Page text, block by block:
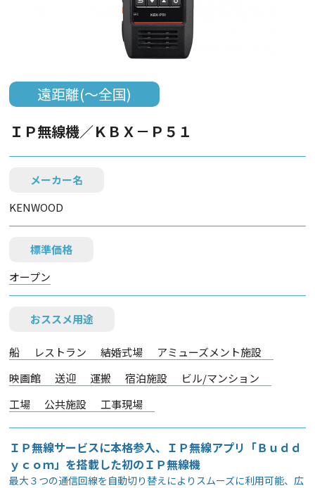
遠距離(～全国)
ＩＰ無線機／ＫＢＸ－Ｐ５１
メーカー名
KENWOOD
標準価格
オープン
おススメ用途
船 レストラン 結婚式場
アミューズメント施設
映画館
送迎 運搬 宿泊施設
ビル/マンション
工場
公共施設 工事現場
ＩＰ無線サービスに本格参入、ＩＰ無線アプリ「Ｂｕｄｄ
ｙｃｏｍ」を搭載した初のＩＰ無線機
最大３つの通信回線を自動切り替えによりスムーズに利用可能、広